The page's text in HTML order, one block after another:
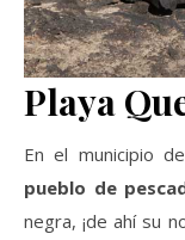
Playa
En el municipio
pueblo de
negra, ¡de ahí su